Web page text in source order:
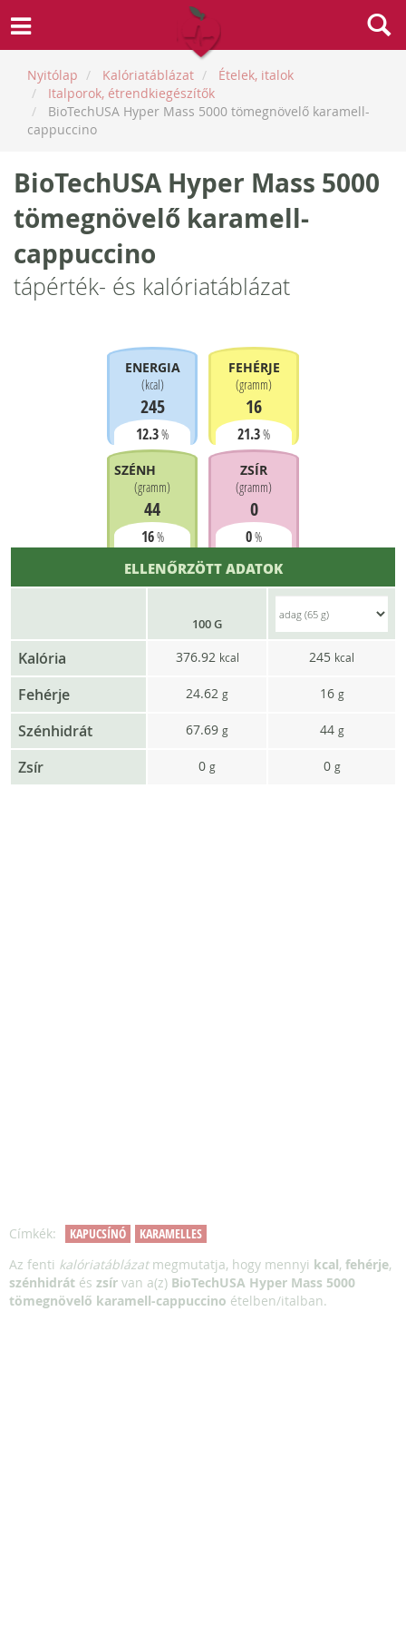
Nyitólap Kalóriatáblázat
Ételek, italok
Italporok, étrendkiegészítők
BioTechUSA Hyper Mass 5000 tömegnövelő karamell-
cappuccino
BioTechUSA Hyper Mass 5000
tömegnövelő karamell-
cappuccino
tápérték- és kalóriatáblázat
ENERGIA
(kcal)
245
12.3%
FEHÉRJE
(gramm)
16
21.3%
SZÉNHIDRÁT
(gramm)
44
16%
ZSÍR
(gramm)
0
0%
ELLENŐRZÖTT ADATOK
100 G
Kalória 376.92 kcal 245 kcal
Fehérje 24.62 g 16 g
Szénhidrát 67.69 g 44 g
Zsír 0 g 0 g
Címkék: KAPUCSÍNÓ
KARAMELLES
Az fenti kalóriatáblázatmegmutatja, hogy mennyi kcal, fehérje,
szénhidrát és zsír van a(z) BioTechUSA Hyper Mass 5000
tömegnövelő karamell-cappuccino ételben/italban.